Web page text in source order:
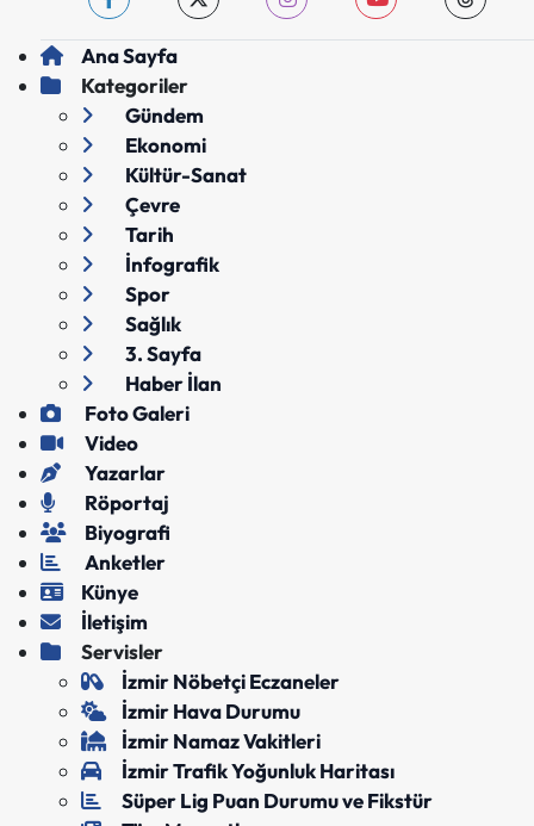
Ana Sayfa
Kategoriler
Gündem
Ekonomi
Kültür-Sanat
Çevre
Tarih
İnfografik
Spor
Sağlık
3. Sayfa
Haber İlan
Foto Galeri
Video
Yazarlar
Röportaj
Biyografi
Anketler
Künye
İletişim
Servisler
İzmir Nöbetçi Eczaneler
İzmir Hava Durumu
İzmir Namaz Vakitleri
İzmir Trafik Yoğunluk Haritası
Süper Lig Puan Durumu ve Fikstür